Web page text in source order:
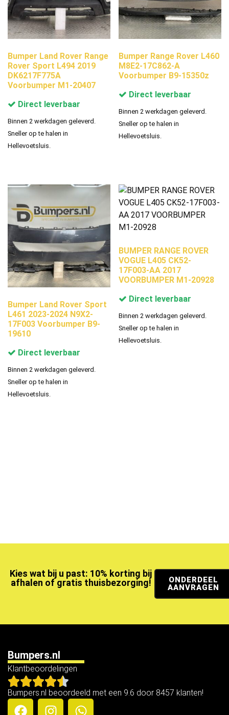
Bumper Land Rover Range
Rover Sport L494 2019
DK6217F775A
Voorbumper M1-20407
Direct leverbaar
Binnen 2 werkdagen geleverd.
Sneller op te halen in
Hellevoetsluis.
Bumper Range Rover L460
M8E2-17C862-A
Voorbumper B9-15350z
Direct leverbaar
Binnen 2 werkdagen geleverd.
Sneller op te halen in
Hellevoetsluis.
Bumper Land Rover Sport
L461 2023-2024 N9X2-
17F003 Voorbumper B9-
19610
Direct leverbaar
Binnen 2 werkdagen geleverd.
Sneller op te halen in
Hellevoetsluis.
BUMPER RANGE ROVER
VOGUE L405 CK52-
17F003-AA 2017
VOORBUMPER M1-20928
Direct leverbaar
Binnen 2 werkdagen geleverd.
Sneller op te halen in
Hellevoetsluis.
Kies wat bij u past: 10% korting bij
afhalen of gratis thuisbezorging!
ONDERDEEL
AANVRAGEN
Bumpers.nl
Klantbeoordelingen
Bumpers.nl beoordeeld met een 9.6 door 8457 klanten!